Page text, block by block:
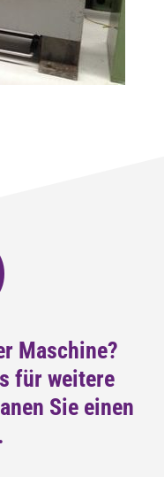
Maschine?
für weitere
Sie einen